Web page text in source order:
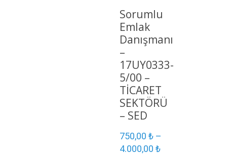
Sorumlu
Emlak
Danışmanı
–
17UY0333-
5/00 –
TİCARET
SEKTÖRÜ
– SED
750,00 ₺–
4.000,00 ₺